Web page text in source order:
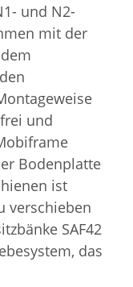
und N2-
mit der
und
Bodenplatte
ist
verschieben
SAF42
das